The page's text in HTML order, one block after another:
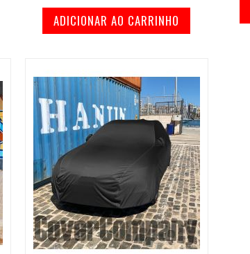
ADICIONAR AO CARRINHO